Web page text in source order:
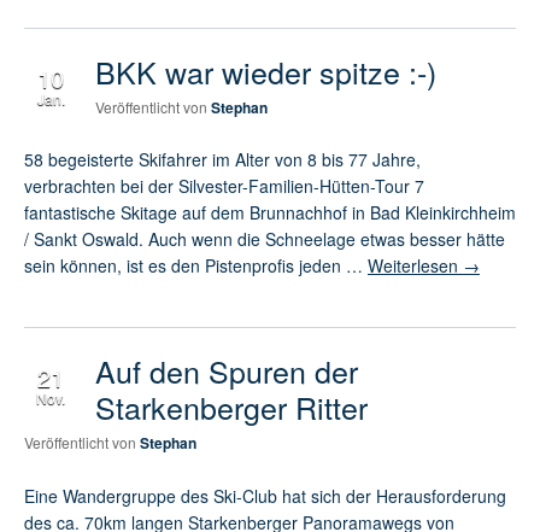
10
Jan.
BKK war wieder spitze :-)
Veröffentlicht von Stephan
58 begeisterte Skifahrer im Alter von 8 bis 77 Jahre,
verbrachten bei der Silvester-Familien-Hütten-Tour 7
fantastische Skitage auf dem Brunnachhof in Bad Kleinkirchheim
/ Sankt Oswald. Auch wenn die Schneelage etwas besser hätte
sein können, ist es den Pistenprofis jeden … Weiterlesen →
21
Nov.
Auf den Spuren der
Starkenberger Ritter
Veröffentlicht von Stephan
Eine Wandergruppe des Ski-Club hat sich der Herausforderung
des ca. 70km langen Starkenberger Panoramawegs von